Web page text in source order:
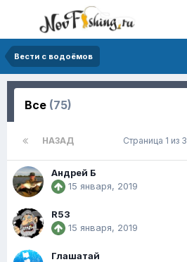
Вести с водоёмов
Все (75)
НАЗАД Страница 1 из 3
Андрей Б
15 января, 2019
R53
15 января, 2019
Глашатай